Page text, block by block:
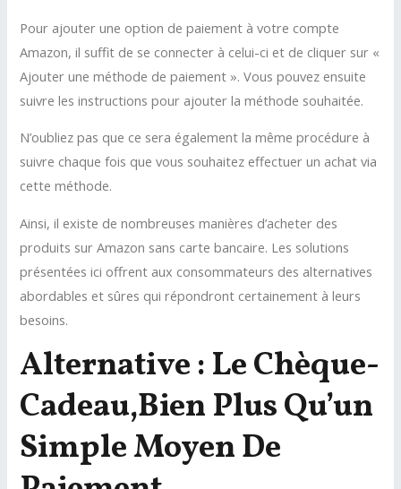
Pour ajouter une option de paiement à votre compte
Amazon, il suffit de se connecter à celui-ci et de cliquer sur «
Ajouter une méthode de paiement ». Vous pouvez ensuite
suivre les instructions pour ajouter la méthode souhaitée.
N’oubliez pas que ce sera également la même procédure à
suivre chaque fois que vous souhaitez effectuer un achat via
cette méthode.
Ainsi, il existe de nombreuses manières d’acheter des
produits sur Amazon sans carte bancaire. Les solutions
présentées ici offrent aux consommateurs des alternatives
abordables et sûres qui répondront certainement à leurs
besoins.
Alternative : Le Chèque-
Cadeau,bien Plus Qu’un
Simple Moyen De